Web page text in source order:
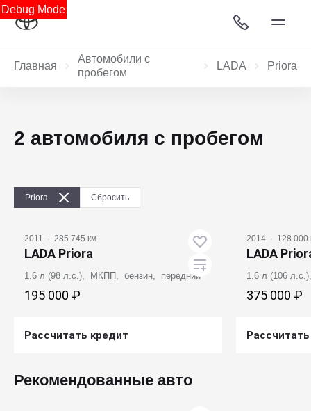
Debug Mode
Главная
Автомобили с
пробегом
LADA Priora
2 автомобиля с пробегом
Priora Сбросить
2011 · 285 745 км
LADA Priora
1.6 л (98 л.с.), МКПП, бензин, передний
195 000 ₽
Рассчитать кредит
2014 · 128 000
LADA
1.6 л (106
375 000 ₽
Рекомендованные авто